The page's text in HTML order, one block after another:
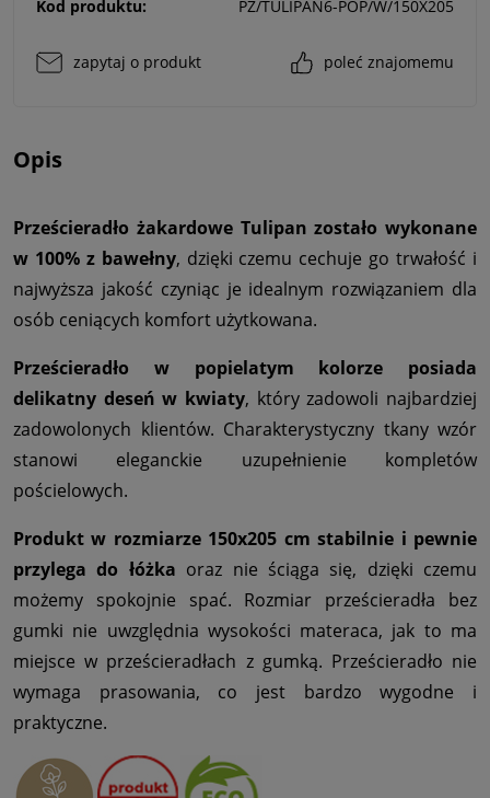
Kod produktu:
PZ/TULIPAN6-POP/W/150X205
zapytaj o produkt poleć znajomemu
Opis
Prześcieradło żakardowe Tulipan zostało wykonane
w 100% z bawełny, dzięki czemu cechuje go trwałość i
najwyższa jakość czyniąc je idealnym rozwiązaniem dla
osób ceniących komfort użytkowana.
Prześcieradło w popielatym kolorze posiada
delikatny deseń w kwiaty, który zadowoli najbardziej
zadowolonych klientów. Charakterystyczny tkany wzór
stanowi eleganckie uzupełnienie kompletów
pościelowych.
Produkt w rozmiarze 150x205 cm stabilnie i pewnie
przylega do łóżka oraz nie ściąga się, dzięki czemu
możemy spokojnie spać. Rozmiar prześcieradła bez
gumki nie uwzględnia wysokości materaca, jak to ma
miejsce w prześcieradłach z gumką. Prześcieradło nie
wymaga prasowania, co jest bardzo wygodne i
praktyczne.